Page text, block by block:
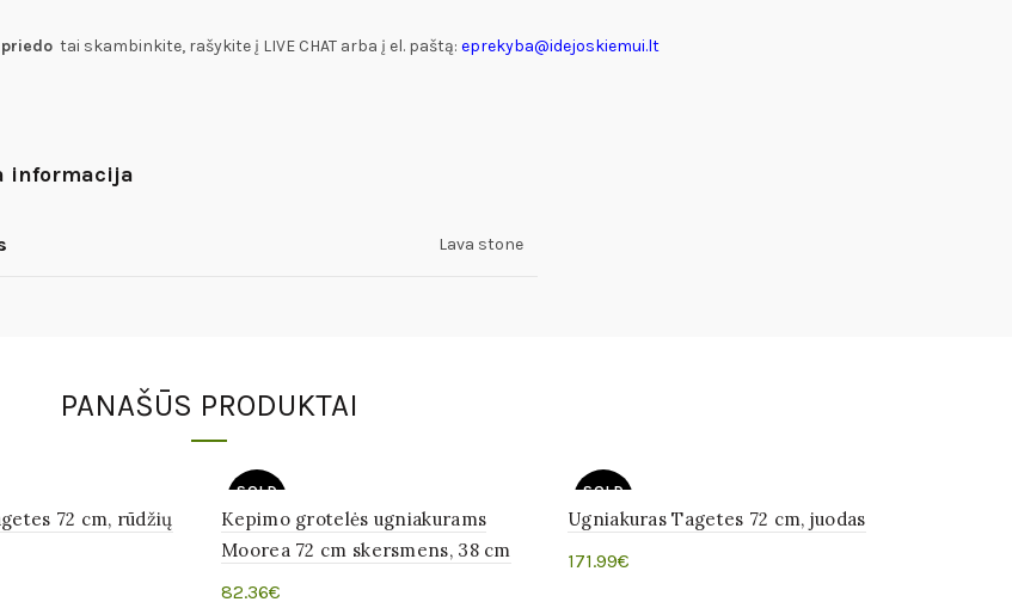
tai skambinkite, rašykite į LIVE CHAT arba į el. paštą: eprekyba@idejoskiemui.lt
informacija
Lava stone
PANAŠŪS PRODUKTAI
72 cm, rūdžių
SOLD
Kepimo grotelės ugniakurams
Moorea 72 cm skersmens, 38 cm
82.36€
SOLD
Ugniakuras Tagetes 72 cm, juodas
171.99€